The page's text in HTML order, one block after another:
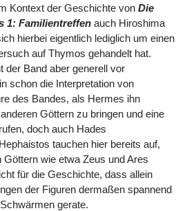
Kontext der Geschichte von Die
1: Familientreffenauch Hiroshima
hierbei eigentlich lediglich um einen
auf Thymos gehandelt hat.
der Band aber generell vor
schon die Interpretation von
des Bandes, als Hermes ihn
Göttern zu bringen und eine
doch auch Hades
tauchen hier bereits auf,
Göttern wie etwa Zeus und Ares
für die Geschichte, dass allein
der Figuren dermaßen spannend
gerate.